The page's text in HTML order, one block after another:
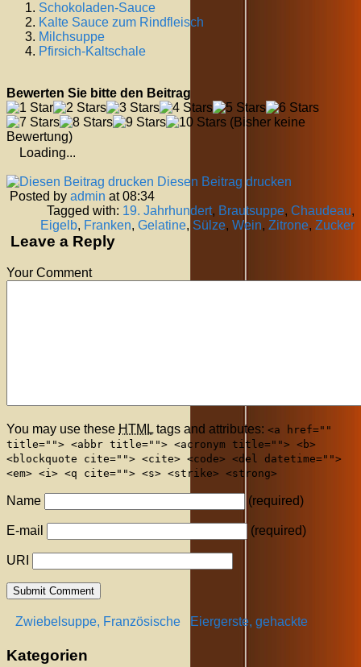
Schokoladen-Sauce
Kalte Sauce zum Rindfleisch
Milchsuppe
Pfirsich-Kaltschale
Bewerten Sie bitte den Beitrag
(Bisher keine
Bewertung)
Loading...
Diesen Beitrag drucken
Posted by admin at 08:34
Tagged with: 19. Jahrhundert, Brautsuppe, Chaudeau,
Eigelb, Franken, Gelatine, Sülze, Wein, Zitrone, Zucker
Leave a Reply
Your Comment
You may use these HTML tags and attributes: <a href=""
title=""> <abbr title=""> <acronym title=""> <b>
<blockquote cite=""> <cite> <code> <del datetime="">
<em> <i> <q cite=""> <s> <strike> <strong>
Name (required)
E-mail (required)
URI
Zwiebelsuppe, Französische Eiergerste, gehackte
Kategorien